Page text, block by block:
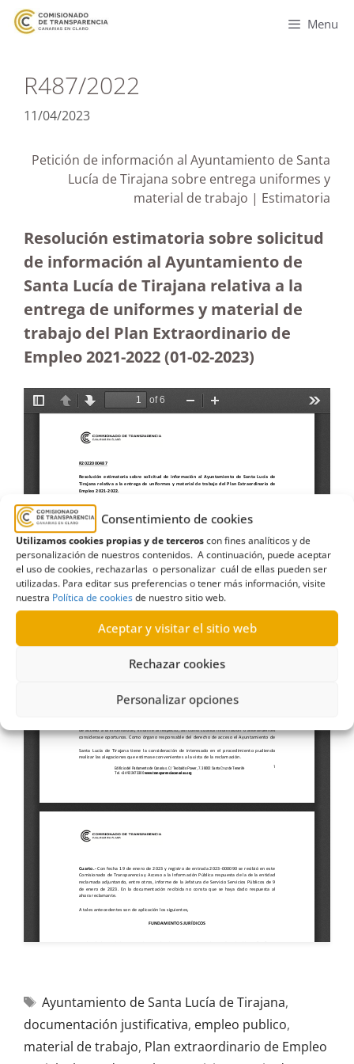
Consentimiento de cookies
Utilizamos cookies propias y de terceroscon fines analíticos y de
personalización de nuestros contenidos. A continuación, puede aceptar
el uso de cookies, rechazarlas o personalizar cuál de ellas pueden ser
utilizadas. Para editar sus preferencias o tener más información, visite
nuestra Política de cookiesde nuestro sitio web.
Aceptar y visitar el sitio web
Rechazar cookies
Personalizar opciones
Menu
R487/2022
11/04/2023
Petición de información al Ayuntamiento de Santa
Lucía de Tirajana sobre entrega uniformes y
material de trabajo | Estimatoria
Resolución estimatoria sobre solicitud
de información al Ayuntamiento de
Santa Lucía de Tirajana relativa a la
entrega de uniformes y material de
trabajo del Plan Extraordinario de
Empleo 2021-2022 (01-02-2023)
Ayuntamiento de Santa Lucía de Tirajana,
documentación justificativa, empleo publico,
material de trabajo, Plan extraordinario de Empleo